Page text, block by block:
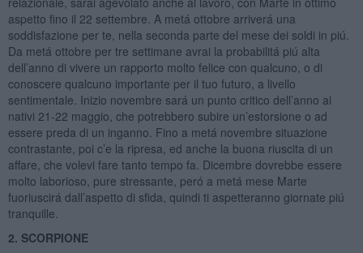
aspetto fino il 22 settembre. A metá ottobre arriverá una
soddisfazione per te, nella seconda parte del mese dei soldi in piú.
Da metá ottobre per tre settimane avrai la probabilitá piú alta
dell’anno di vivere un rapporto molto felice con qualcuno, o di
conoscere qualcuno importante per il tuo futuro, a livello
sentimentale. Inizio novembre sará un punto critico dell’anno ai
nativi 21-22 maggio, che potrebbero subire un’estorsione o ad
essere preda di un inganno. Fino a metá novembre situazione
contrastante, poi c’e la ripresa, ed anche la buona riuscita di un
affare, che volevi fare tanto tempo fa. Dicembre dovrebbe essere
molto laborioso, pure stressante, peró a metá mese Marte
fuoriuscirá dall’aspetto di sfida, quindi ti aspetteranno giornate piú
tranquille.
2. SCORPIONE